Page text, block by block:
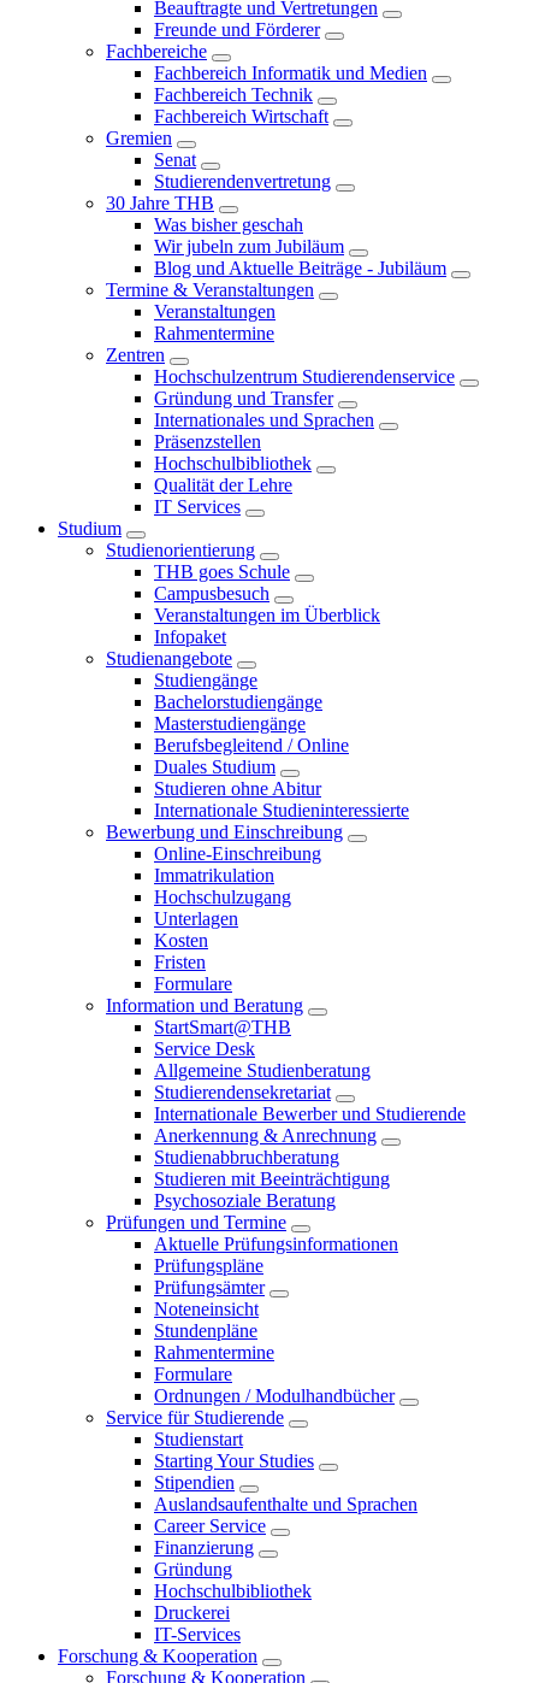
Beauftragte und Vertretungen
Freunde und Förderer
Fachbereiche
Fachbereich Informatik und Medien
Fachbereich Technik
Fachbereich Wirtschaft
Gremien
Senat
Studierendenvertretung
30 Jahre THB
Was bisher geschah
Wir jubeln zum Jubiläum
Blog und Aktuelle Beiträge - Jubiläum
Termine & Veranstaltungen
Veranstaltungen
Rahmentermine
Zentren
Hochschulzentrum Studierendenservice
Gründung und Transfer
Internationales und Sprachen
Präsenzstellen
Hochschulbibliothek
Qualität der Lehre
IT Services
Studium
Studienorientierung
THB goes Schule
Campusbesuch
Veranstaltungen im Überblick
Infopaket
Studienangebote
Studiengänge
Bachelorstudiengänge
Masterstudiengänge
Berufsbegleitend / Online
Duales Studium
Studieren ohne Abitur
Internationale Studieninteressierte
Bewerbung und Einschreibung
Online-Einschreibung
Immatrikulation
Hochschulzugang
Unterlagen
Kosten
Fristen
Formulare
Information und Beratung
StartSmart@THB
Service Desk
Allgemeine Studienberatung
Studierendensekretariat
Internationale Bewerber und Studierende
Anerkennung & Anrechnung
Studienabbruchberatung
Studieren mit Beeinträchtigung
Psychosoziale Beratung
Prüfungen und Termine
Aktuelle Prüfungsinformationen
Prüfungspläne
Prüfungsämter
Noteneinsicht
Stundenpläne
Rahmentermine
Formulare
Ordnungen / Modulhandbücher
Service für Studierende
Studienstart
Starting Your Studies
Stipendien
Auslandsaufenthalte und Sprachen
Career Service
Finanzierung
Gründung
Hochschulbibliothek
Druckerei
IT-Services
Forschung & Kooperation
Forschung & Kooperation